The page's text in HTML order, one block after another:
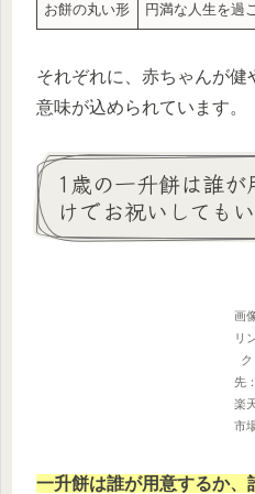
お餅の丸い形 円満な人生を過
それぞれに、赤ちゃんが健
意味が込められています。
1歳の一升餅は誰
けでお祝いしても
画
リ
ク
先：
楽
市
一升餅は誰が用意するか、